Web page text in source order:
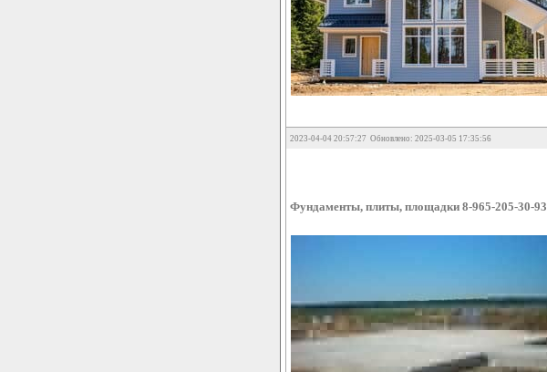
2023-04-04 20:57:27 Обновлено: 2025-03-05 17:35:56
Фундаменты, плиты, площадки 8-965-205-30-93